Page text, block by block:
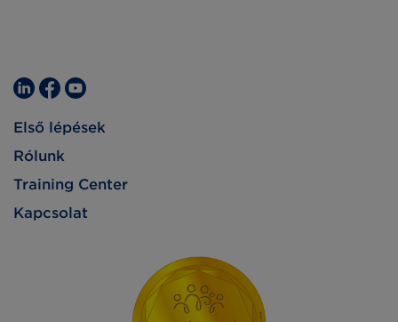
Első lépések
Rólunk
Training Center
Kapcsolat